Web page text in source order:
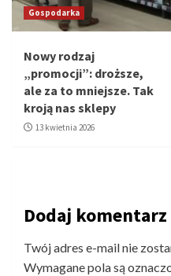
Gospodarka
Nowy rodzaj
„promocji”: droższe,
ale za to mniejsze. Tak
kroją nas sklepy
13 kwietnia 2026
Dodaj komentarz
Twój adres e-mail nie
Wymagane pola są